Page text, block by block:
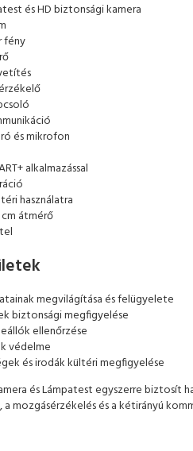
és HD biztonsági kamera
fény
és mikrofon
alkalmazással
használatra
átmérő
megvilágítása és felügyelete
biztonsági megfigyelése
ellenőrzése
védelme
és irodák kültéri megfigyelése
és Lámpatest egyszerre
mozgásérzékelés és a kétirányú